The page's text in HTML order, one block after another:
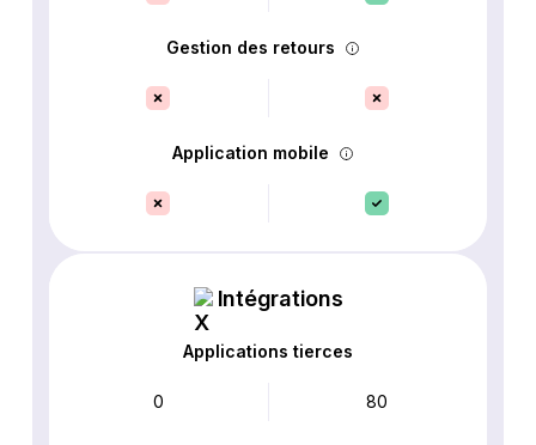
Gestion des retours
Application mobile
Intégrations
Applications tierces
0 80